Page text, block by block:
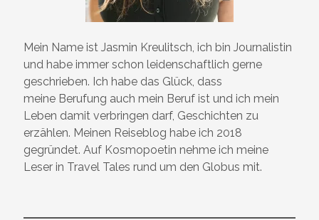
Mein Name ist Jasmin Kreulitsch, ich bin Journalistin
und habe immer schon leidenschaftlich gerne
geschrieben. Ich habe das Glück, dass
meine Berufung auch mein Beruf ist und ich mein
Leben damit verbringen darf, Geschichten zu
erzählen. Meinen Reiseblog habe ich 2018
gegründet. Auf Kosmopoetin nehme ich meine
Leser in Travel Tales rund um den Globus mit.